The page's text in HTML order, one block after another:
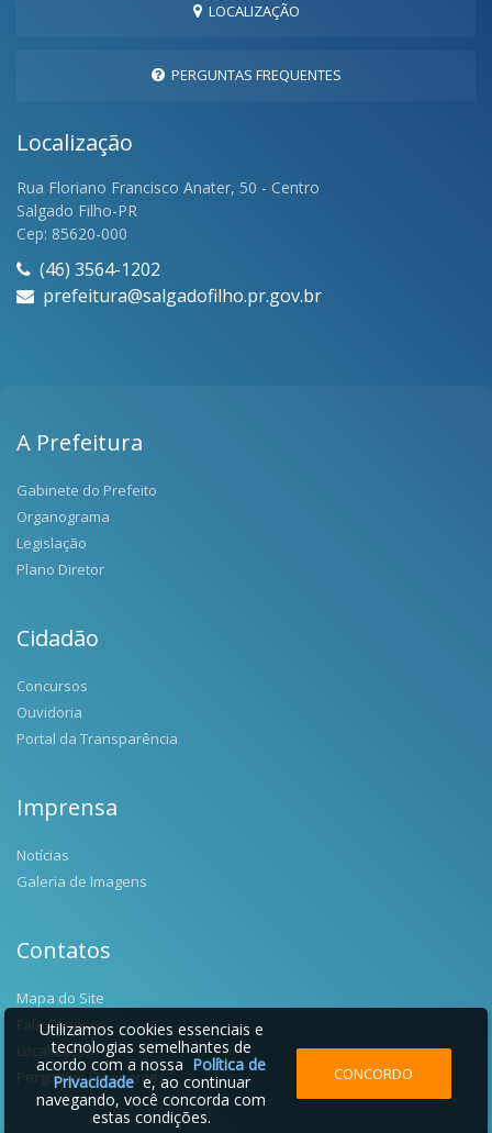
LOCALIZAÇÃO
PERGUNTAS FREQUENTES
Localização
Rua Floriano Francisco Anater, 50 - Centro
Salgado Filho-PR
Cep: 85620-000
(46) 3564-1202
prefeitura@salgadofilho.pr.gov.br
A Prefeitura
Gabinete do Prefeito
Organograma
Legislação
Plano Diretor
Cidadão
Concursos
Ouvidoria
Portal da Transparência
Imprensa
Notícias
Galeria de Imagens
Contatos
Mapa do Site
Fale Conosco
Localização
Perguntas Frequentes
Utilizamos cookies essenciais e
tecnologias semelhantes de
acordo com a nossa Política de
Privacidadee, ao continuar
navegando, você concorda com
estas condições.
CONCORDO